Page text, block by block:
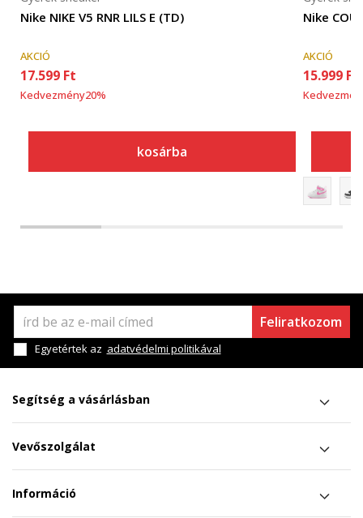
Nike NIKE V5 RNR LILS E (TD)
AKCIÓ
17.599 Ft
Kedvezmény20%
kosárba
Nike
AKCIÓ
15.999 Ft
Feliratkozom
Egyetértek az adatvédelmi politikával
Segítség a vásárlásban
Vevőszolgálat
Információ